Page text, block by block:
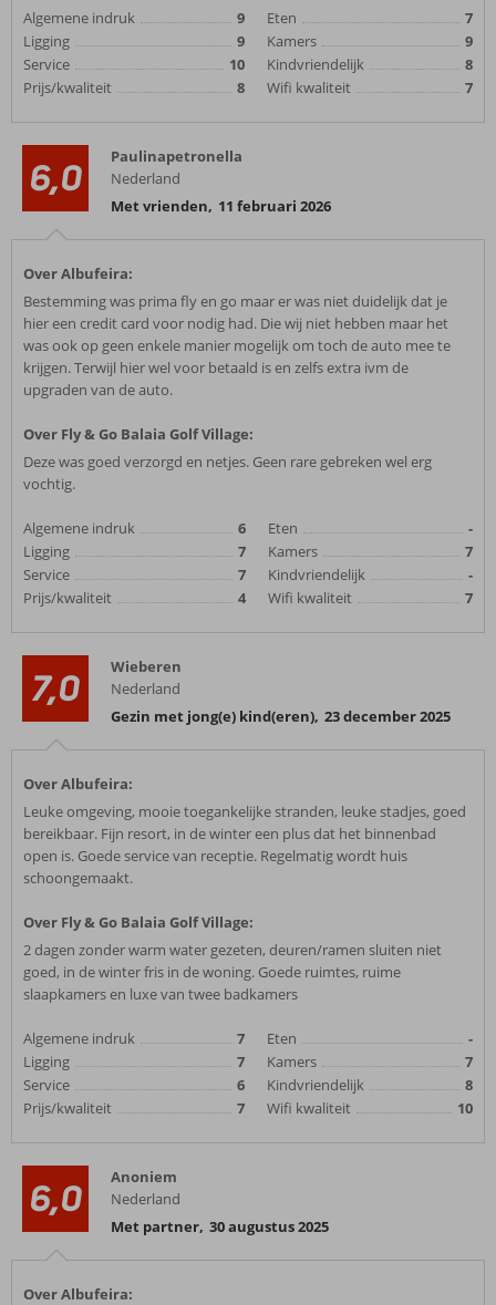
Algemene indruk
9
Ligging
9
Service
10
Prijs/kwaliteit
8
Eten
7
Kamers
9
Kindvriendelijk
8
Wifi kwaliteit
7
6,0
Paulinapetronella
Nederland
Met vrienden, 11 februari 2026
Over Albufeira:
Bestemming was prima fly en go maar er was niet duidelijk dat je
hier een credit card voor nodig had. Die wij niet hebben maar het
was ook op geen enkele manier mogelijk om toch de auto mee te
krijgen. Terwijl hier wel voor betaald is en zelfs extra ivm de
upgraden van de auto.
Over Fly & Go Balaia Golf Village:
Deze was goed verzorgd en netjes. Geen rare gebreken wel erg
vochtig.
Algemene indruk
6
Ligging
7
Service
7
Prijs/kwaliteit
4
Eten
-
Kamers
7
Kindvriendelijk
-
Wifi kwaliteit
7
7,0
Wieberen
Nederland
Gezin met jong(e) kind(eren), 23 december 2025
Over Albufeira:
Leuke omgeving, mooie toegankelijke stranden, leuke stadjes, goed
bereikbaar. Fijn resort, in de winter een plus dat het binnenbad
open is. Goede service van receptie. Regelmatig wordt huis
schoongemaakt.
Over Fly & Go Balaia Golf Village:
2 dagen zonder warm water gezeten, deuren/ramen sluiten niet
goed, in de winter fris in de woning. Goede ruimtes, ruime
slaapkamers en luxe van twee badkamers
Algemene indruk
7
Ligging
7
Service
6
Prijs/kwaliteit
7
Eten
-
Kamers
7
Kindvriendelijk
8
Wifi kwaliteit
10
6,0
Anoniem
Nederland
Met partner, 30 augustus 2025
Over Albufeira: